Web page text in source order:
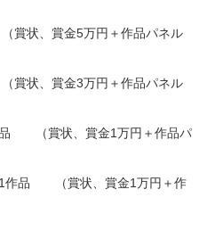
状、賞金5万円＋作品パネル
、賞金3万円＋作品パネル
（賞状、賞金1万円＋作品パ
作品 （賞状、賞金1万円＋作